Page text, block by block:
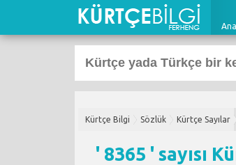
Kürtçe Bilgi Sözlük Kürtçe Sayılar
' 8365 ' sayısı